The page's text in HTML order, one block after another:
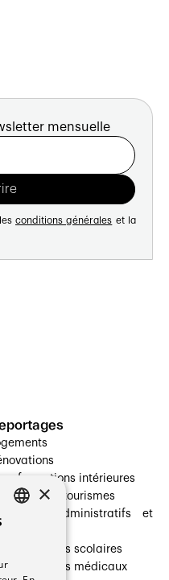
mensuelle
conditions générales et la
intérieures
et tourismes
administratifs et
scolaires
médicaux
×